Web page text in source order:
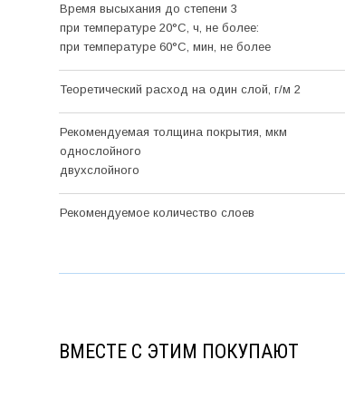
Время высыхания до степени 3
при температуре 20°С , ч, не более:
при температуре 60°С , мин, не более
Теоретический расход на один слой, г/м 2
Рекомендуемая толщина покрытия, мкм
однослойного
двухслойного
Рекомендуемое количество слоев
ВМЕСТЕ С ЭТИМ ПОКУПАЮТ